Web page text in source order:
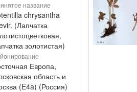
название
chrysantha
(Лапчатка
золотистая)
Европа,
область и
(E4a) (Россия)